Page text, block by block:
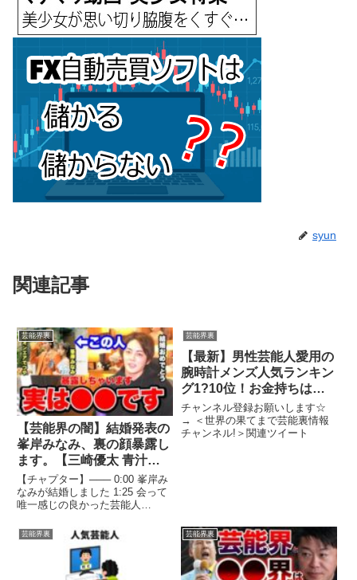
syun
関連記事
芸能界裏
【芸能界の闇】結婚発表の
峯岸みなみ、裏の顔暴露し
ます。【三崎優太 青汁王
子の切り抜き】【東海オン
エアてつや】
【チャプター】─── 0:00 峯岸み
なみが結婚しました 1:25 会って
唯一感じの良かった芸能人
連ツイート
芸能界裏
【最新】男性芸能人愛用の
腕時計メンズ人気ランキン
グ1?10位！お金持ちはロ
レックス？セイコーを買
う？あの熱愛俳優やジャニ
ーズも【世界の果てまで芸
チャンネル登録お願いします☆
→ ＜世界の果てまで芸能裏情報
チャンネル!＞関連ツイート
芸能界裏 芸能界裏